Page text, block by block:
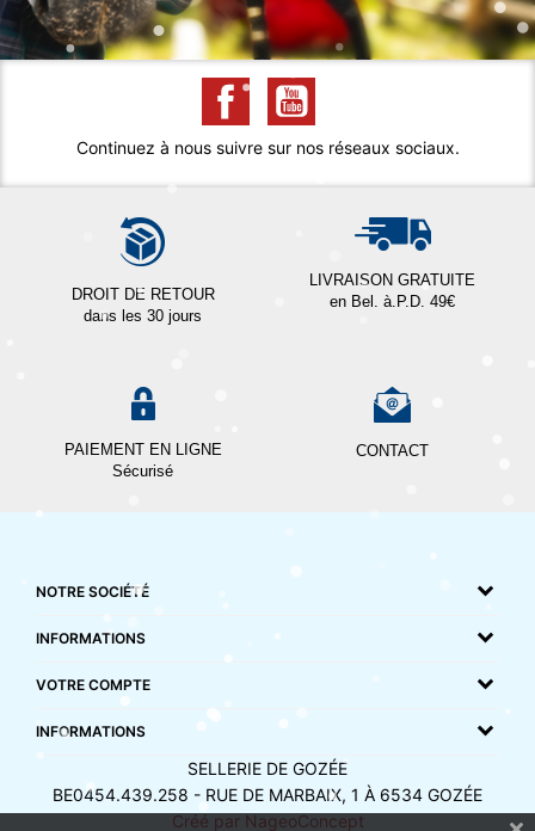
Continuez à nous suivre sur nos réseaux sociaux.
DROIT DE RETOUR
dans les 30 jours
LIVRAISON GRATUITE
en Bel. à.P.D. 49€
PAIEMENT EN LIGNE
Sécurisé
CONTACT
NOTRE SOCIÉTÉ
INFORMATIONS
VOTRE COMPTE
INFORMATIONS
SELLERIE DE GOZÉE
BE0454.439.258 - RUE DE MARBAIX, 1 À 6534 GOZÉE
Créé par NageoConcept